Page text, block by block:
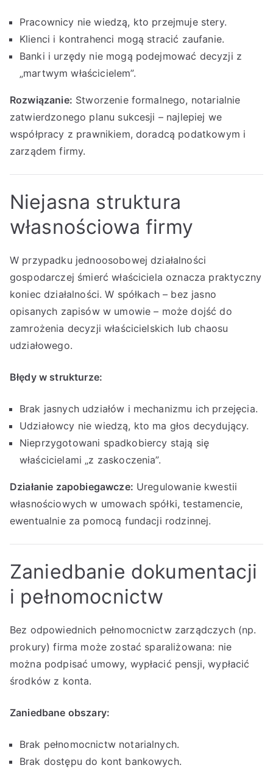
Pracownicy nie wiedzą, kto przejmuje stery.
Klienci i kontrahenci mogą stracić zaufanie.
Banki i urzędy nie mogą podejmować decyzji z
„martwym właścicielem”.
Rozwiązanie: Stworzenie formalnego, notarialnie
zatwierdzonego planu sukcesji – najlepiej we
współpracy z prawnikiem, doradcą podatkowym i
zarządem firmy.
Niejasna struktura
własnościowa firmy
W przypadku jednoosobowej działalności
gospodarczej śmierć właściciela oznacza praktyczny
koniec działalności. W spółkach – bez jasno
opisanych zapisów w umowie – może dojść do
zamrożenia decyzji właścicielskich lub chaosu
udziałowego.
Błędy w strukturze:
Brak jasnych udziałów i mechanizmu ich przejęcia.
Udziałowcy nie wiedzą, kto ma głos decydujący.
Nieprzygotowani spadkobiercy stają się
właścicielami „z zaskoczenia”.
Działanie zapobiegawcze: Uregulowanie kwestii
własnościowych w umowach spółki, testamencie,
ewentualnie za pomocą fundacji rodzinnej.
Zaniedbanie dokumentacji
i pełnomocnictw
Bez odpowiednich pełnomocnictw zarządczych (np.
prokury) firma może zostać sparaliżowana: nie
można podpisać umowy, wypłacić pensji, wypłacić
środków z konta.
Zaniedbane obszary:
Brak pełnomocnictw notarialnych.
Brak dostępu do kont bankowych.